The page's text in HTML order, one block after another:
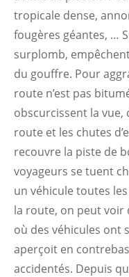
tropicale dense,
fougères géantes, …
surplomb,
du gouffre. Pour
route n’est pas
obscurcissent la
route et les chutes
recouvre la piste de
voyageurs se tuent
un véhicule toutes
la route, on peut voir
où des véhicules ont
aperçoit en
accidentés. Depuis